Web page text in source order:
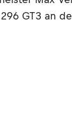
GT3 an